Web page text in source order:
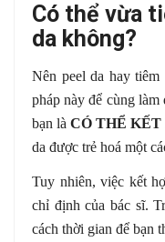
Có thể vừa
da không?
Nên peel da hay
pháp này để cùng
bạn là CÓ THỂ KẾT
da được trẻ hoá một
Tuy nhiên, việc kết
chỉ định của bác sĩ.
cách thời gian để bạn